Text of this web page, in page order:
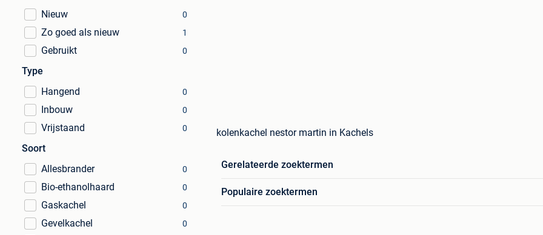
Nieuw
0
Zo goed als nieuw 1
Gebruikt 0
Type
Hangend
0
Inbouw 0
Vrijstaand 0
Soort
Allesbrander
0
Bio-ethanolhaard 0
Gaskachel 0
Gevelkachel 0
kolenkachel nestor martin in Kachels
Gerelateerde zoektermen
Populaire zoektermen